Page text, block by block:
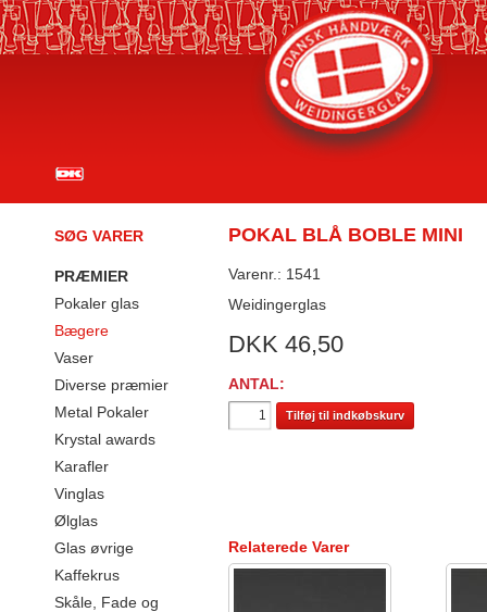
SØG VARER
PRÆMIER
Pokaler glas
Bægere
Vaser
Diverse præmier
Metal Pokaler
Krystal awards
Karafler
Vinglas
Ølglas
Glas øvrige
Kaffekrus
Skåle, Fade og
POKAL BLÅ BOBLE MINI
Varenr.: 1541
Weidingerglas
DKK 46,50
ANTAL:
Tilføj til indkøbskurv
Relaterede Varer